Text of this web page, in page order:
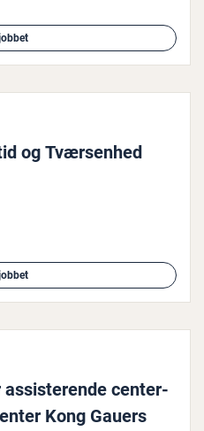
og Tvær­sen­hed
cen­ter­
Kong Gauers